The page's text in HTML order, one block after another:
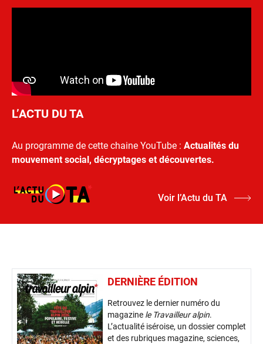
L’ACTU DU TA
Au programme de cette chaine YouTube : Actualités du
mouvement social, décryptages et découvertes.
Voir l’Actu du TA
DERNIÈRE ÉDITION
Retrouvez le dernier numéro du
magazine le Travailleur alpin.
L’actualité iséroise, un dossier complet
et des rubriques magazine, sciences,